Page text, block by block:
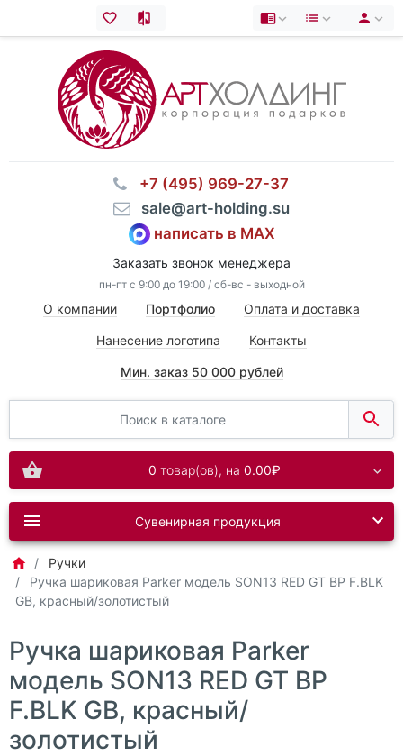
⠀+7 (495) 969-27-37
⠀sale@art-holding.su
написать в MAX
Заказать звонок менеджера
пн-пт с 9:00 до 19:00 / сб-вс - выходной
О компании Портфолио Оплата и доставка
Нанесение логотипа Контакты
Мин. заказ 50 000 рублей
0 товар(ов), на 0.00₽
Сувенирная продукция
Ручки
Ручка шариковая Parker модель SON13 RED GT BP F.BLK
GB, красный/золотистый
Ручка шариковая Parker
модель SON13 RED GT BP
F.BLK GB, красный/
золотистый